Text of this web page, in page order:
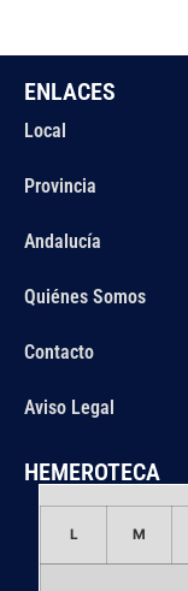
ENLACES
Local
Provincia
Andalucía
Quiénes Somos
Contacto
Aviso Legal
HEMEROTECA
L M